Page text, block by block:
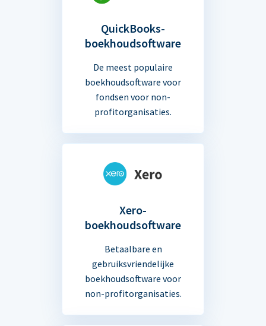
QuickBooks-
boekhoudsoftware
De meest populaire
boekhoudsoftware voor
fondsen voor non-
profitorganisaties.
Xero-
boekhoudsoftware
Betaalbare en
gebruiksvriendelijke
boekhoudsoftware voor
non-profitorganisaties.